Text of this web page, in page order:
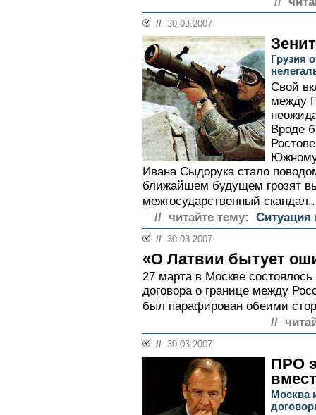
// 30.03.2007
Грузия
Свой
между
Вроде
Ивана Сыдорука стало
ближайшем будущем грозят
межгосударственный
// читайте тему:
Ситуация
// 30.03.2007
«О Латвии бытует
27 марта в Москве
договора о границе между
был парафирован обеими
//
// 30.03.2007
ПРО
Москва